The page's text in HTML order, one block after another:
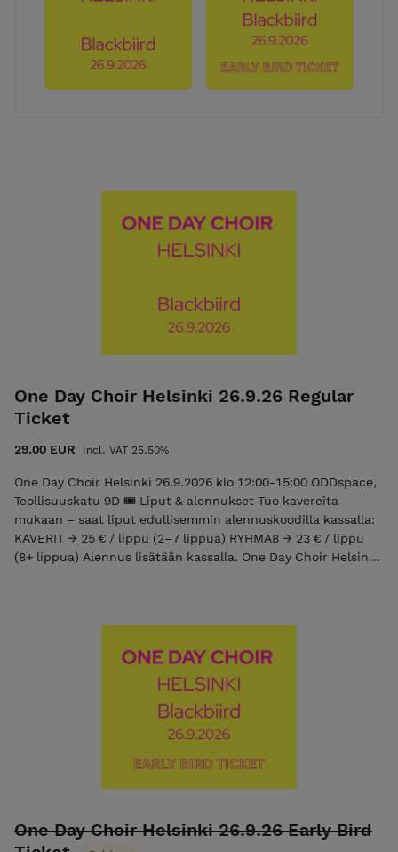
Voice Shop!
> Här hittar du onlineprogram, coaching och
mentorskap som stödjer din röst, kreativitet,
One Day Choir Helsinki 26.9.26 Regular
Ticket
29.00 EUR Incl. VAT 25.50%
One Day Choir Helsinki 26.9.2026 klo 12:00-15:00 ODDspace,
Teollisuuskatu 9D 🎟️ Liput & alennukset Tuo kavereita
mukaan – saat liput edullisemmin alennuskoodilla kassalla:
KAVERIT → 25 € / lippu (2–7 lippua) RYHMA8 → 23 € / lippu
(8+ lippua) Alennus lisätään kassalla. One Day Choir Helsinki
henkilökohtainen. Ostos on sitova eikä osallistumismaksua
palauteta osallistujan peruessa osallistumisensa. Mikäli
tapahtuma peruuntuu järjestäjästä johtuvista syistä,
osallistumismaksu palautetaan kokonaisuudessaan.
sisältää Blackbiird-sovituksen nuotit ja harjoitusäänitteet
tapahtumaa varten. Materiaalit ovat osallistujien käytössä
sovittava erikseen sovittaja Kenter Daviesin kanssa.
One Day Choir Helsinki 26.9.26 Early Bird